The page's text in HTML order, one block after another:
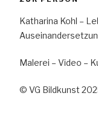
Katharina Kohl –
Malerei – Video –
© VG Bildkunst